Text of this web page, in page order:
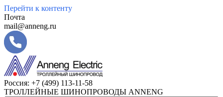
Перейти к контенту
Почта
mail@anneng.ru
Россия: +7 (499) 113-11-58
ТРОЛЛЕЙНЫЕ ШИНОПРОВОДЫ ANNENG